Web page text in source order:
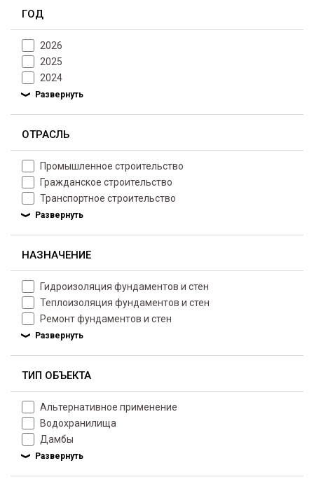
ГОД
2026
2025
2024
ОТРАСЛЬ
Промышленное строительство
Гражданское строительство
Транспортное строительство
НАЗНАЧЕНИЕ
Гидроизоляция фундаментов и стен
Теплоизоляция фундаментов и стен
Ремонт фундаментов и стен
ТИП ОБЪЕКТА
Альтернативное применение
Водохранилища
Дамбы